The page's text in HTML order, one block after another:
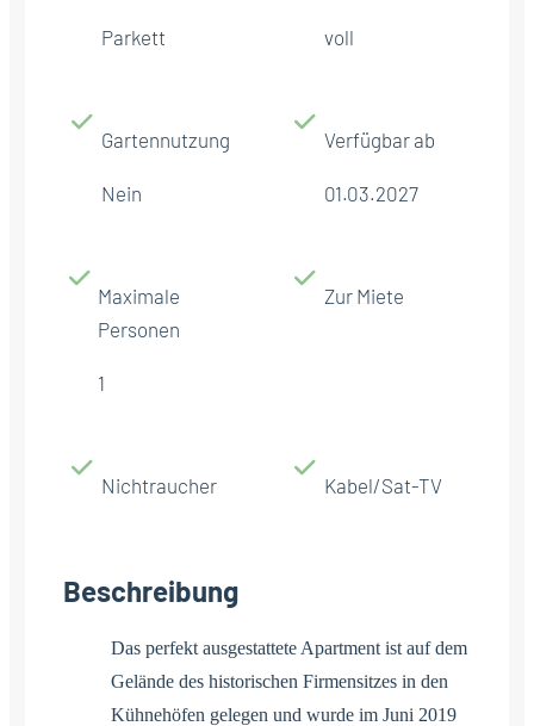
Parkett voll
Gartennutzung
Nein
Verfügbar ab
01.03.2027
Maximale
Personen
1
Zur Miete
Nichtraucher Kabel/Sat-TV
Beschreibung
Das perfekt ausgestattete Apartment ist auf dem
Gelände des historischen Firmensitzes in den
Kühnehöfen gelegen und wurde im Juni 2019